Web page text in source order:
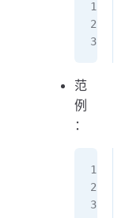
范
例
：